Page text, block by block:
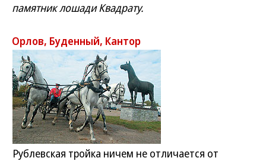
памятник лошади Квадрату.
Орлов, Буденный, Кантор
Рублевская тройка ничем не отличается от